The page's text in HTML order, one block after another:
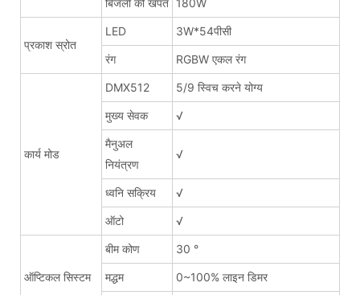
प्रकाश स्रोत
LED 3W*54पीसी
रंग RGBW एकल रंग
कार्य मोड
DMX512 5/9 स्विच करने योग्य
मुख्य सेवक √
मैनुअल
नियंत्रण
√
ध्वनि सक्रिय √
ऑटो √
ऑप्टिकल सिस्टम
बीम कोण 30 °
मद्धम 0~100% लाइन डिमर